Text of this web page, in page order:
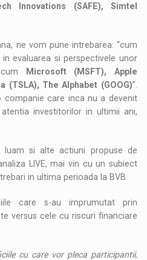
Innovations (SAFE), Simtel
ne vom pune intrebarea: “cum
evaluarea si perspectivele unor
Microsoft (MSFT), Apple
(TSLA), The Alphabet (GOOG)”.
companie care inca nu a devenit
investitorilor in ultimii ani,
luam si alte actiuni propuse de
LIVE, mai vin cu un subiect
in ultima perioada la BVB:
care s-au imprumutat prin
versus cele cu riscuri financiare
cu care vor pleca participantii,